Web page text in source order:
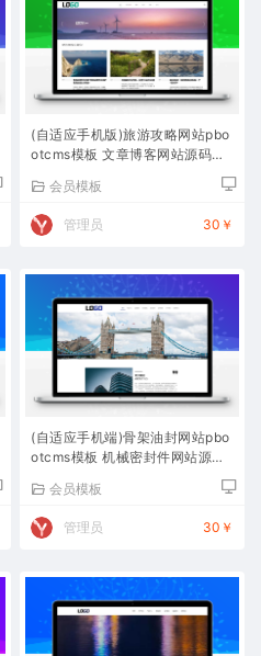
(自适应手机版)旅游攻略网站pbo
otcms模板 文章博客网站源码下
会员模板
管理员 30￥
(自适应手机端)骨架油封网站pbo
otcms模板 机械密封件网站源码
会员模板
管理员 30￥